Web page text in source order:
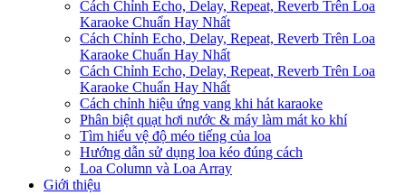
Cách Chỉnh Echo, Delay, Repeat, Reverb Trên Loa
Karaoke Chuẩn Hay Nhất
Cách Chỉnh Echo, Delay, Repeat, Reverb Trên Loa
Karaoke Chuẩn Hay Nhất
Cách Chỉnh Echo, Delay, Repeat, Reverb Trên Loa
Karaoke Chuẩn Hay Nhất
Cách chỉnh hiệu ứng vang khi hát karaoke
Phân biệt quạt hơi nước & máy làm mát ko khí
Tìm hiểu vệ độ méo tiếng của loa
Hướng dẫn sử dụng loa kéo đúng cách
Loa Column và Loa Array
Giới thiệu